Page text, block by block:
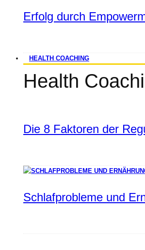
Erfolg durch
HEALTH COACHING
Health
Die 8 Faktoren der
Schlafprobleme und